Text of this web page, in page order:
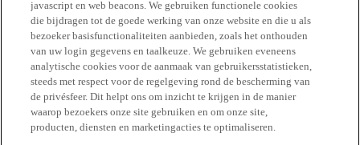
javascript en web beacons. We gebruiken functionele cookies
die bijdragen tot de goede werking van onze website en die u als
bezoeker basisfunctionaliteiten aanbieden, zoals het onthouden
van uw login gegevens en taalkeuze. We gebruiken eveneens
analytische cookies voor de aanmaak van gebruikersstatistieken,
steeds met respect voor de regelgeving rond de bescherming van
de privésfeer. Dit helpt ons om inzicht te krijgen in de manier
waarop bezoekers onze site gebruiken en om onze site,
producten, diensten en marketingacties te optimaliseren.